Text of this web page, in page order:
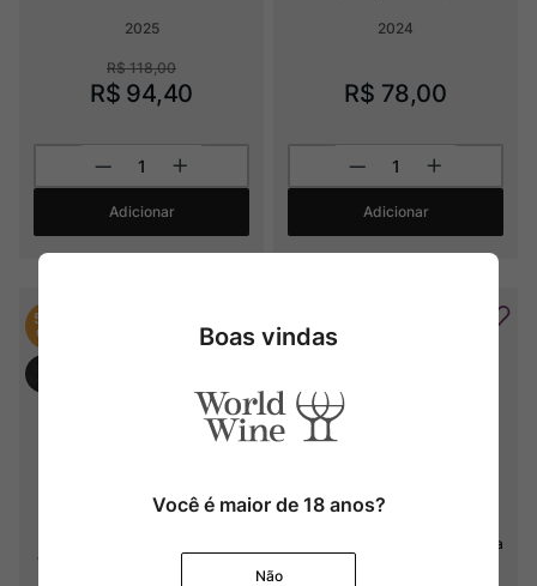
2025
R$ 118,00
R$ 94,40
Adicionar
2024
R$ 78,00
Adicionar
50%
OFF
Vineyard Cabernet Sauvignon
Bisquertt La Joya Gran Reserva
Boas vindas
Você é maior de 18 anos?
Não